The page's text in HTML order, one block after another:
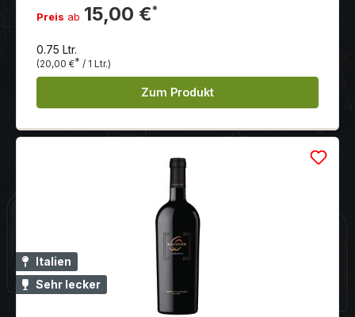
Textur. Schöne Länge.
Preis ab 15,00 €*
0.75 Ltr.
(20,00 €* / 1 Ltr.)
Zum Produkt
Italien
Sehr lecker